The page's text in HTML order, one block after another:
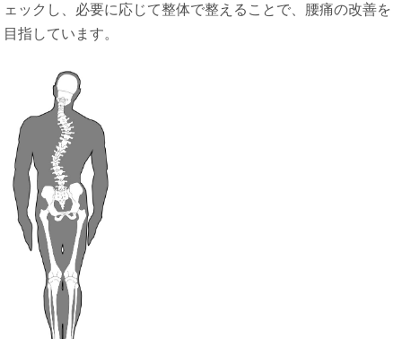
ェックし、必要に応じて整体で整えることで、腰痛の改善を
目指しています。